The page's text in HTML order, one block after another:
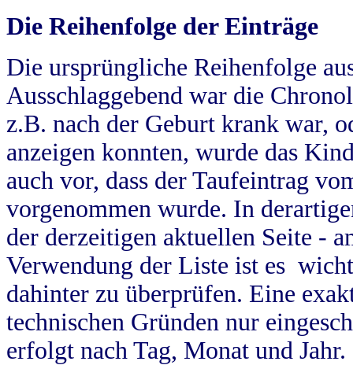
Die Reihenfolge der Einträge
Die ursprüngliche Reihenfolge
Ausschlaggebend war die
z.B. nach der Geburt krank war,
anzeigen konnten, wurde das
auch vor, dass der Taufeintrag
vorgenommen wurde. In
der derzeitigen aktuellen Seite -
Verwendung der Liste ist es
dahinter zu überprüfen. Eine
technischen Gründen nur
erfolgt nach Tag, Monat und Jahr.